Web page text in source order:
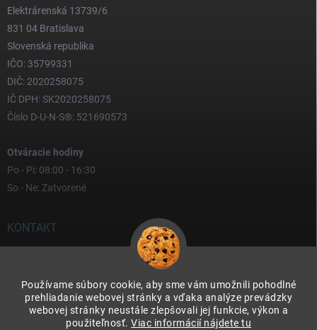
Používame súbory cookie, aby sme vám umožnili pohodlné
prehliadanie webovej stránky a vďaka analýze prevádzky
webovej stránky neustále zlepšovali jej funkcie, výkon a
použiteľnosť. Viac informácií nájdete tu
Elektrárenská 13739/6
831 04 Bratislava
Slovenská republika
IČO: 35799331
DIČ: 2020258075
IČ DPH: SK2020258075
Číslo D-U-N-S®: 521690573
Otváracie hodiny
Po - Pi: 08:00 - 16:30
So - Ne: Zatvorené
KONTAKT
0917 000 000